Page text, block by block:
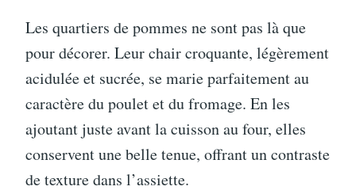
Les quartiers de pommes ne sont pas là que
pour décorer. Leur chair croquante, légèrement
acidulée et sucrée, se marie parfaitement au
caractère du poulet et du fromage. En les
ajoutant juste avant la cuisson au four, elles
conservent une belle tenue, offrant un contraste
de texture dans l’assiette.